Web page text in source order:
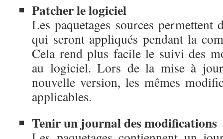
Patcher le logiciel
Les paquetages sources permettent
qui seront appliqués pendant la
Cela rend plus facile le suivi des
au logiciel. Lors de la mise à
nouvelle version, les mêmes
applicables.
Tenir un journal des modifications